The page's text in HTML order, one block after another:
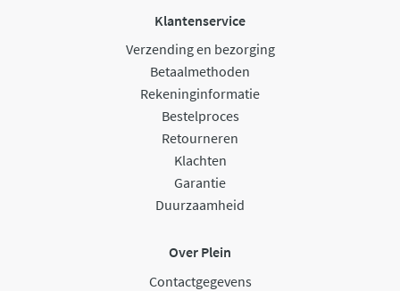
Klantenservice
Verzending en bezorging
Betaalmethoden
Rekeninginformatie
Bestelproces
Retourneren
Klachten
Garantie
Duurzaamheid
Over Plein
Contactgegevens